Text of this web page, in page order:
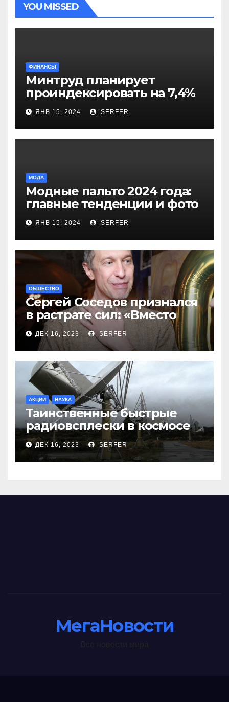
YOU MISSED
ФИНАНСЫ
Минтруд планирует
проиндексировать на 7,4%
более 40 выплат и
компенсаций
ЯНВ 15, 2024 SERFER
МОДА
Модные пальто 2024 года:
главные тенденции и фото
новинок
ЯНВ 15, 2024 SERFER
ОБЩЕСТВО
Сергей Соседов признался
в растрате сил: «Вместо
меня взяли Пригожина»
ДЕК 16, 2023 SERFER
АКЦИИ НАУКА
Таинственные быстрые
радиовсплески в космосе
сделались все более
странными
ДЕК 16, 2023 SERFER
МегаНовости